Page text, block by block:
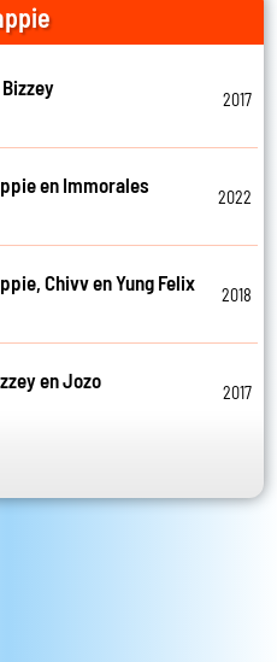
2017
en Immorales
2022
Chivv en Yung Felix
2018
en Jozo
2017